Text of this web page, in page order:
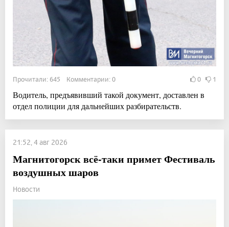
Прочитали: 645 Комментарии: 0 0 1
Водитель, предъявивший такой документ, доставлен в
отдел полиции для дальнейших разбирательств.
21:52, 4 авг 2026
Магнитогорск всё-таки примет Фестиваль
воздушных шаров
Новости